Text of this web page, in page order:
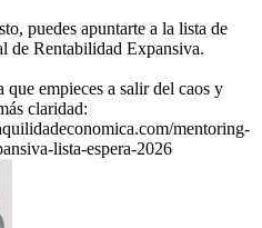
puedes apuntarte a la lista de
de Rentabilidad Expansiva.
que empieces a salir del caos y
claridad:
mentoring-
lista-espera-2026